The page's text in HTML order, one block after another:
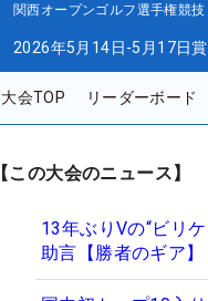
関西オープンゴルフ選手権競技
2026年5月14日-5月17日
大会TOP リーダーボード
【この大会のニュース】
13年ぶりVの“ビリ
助言【勝者のギア】